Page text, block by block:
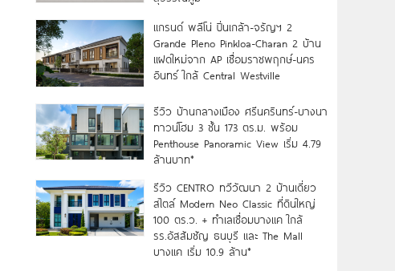
แกรนด์ พลีโน่ ปิ่นเกล้า-จรัญฯ 2
Grande Pleno Pinkloa-Charan 2 บ้าน
แฝดใหม่จาก AP เชื่อมราชพฤกษ์-นคร
อินทร์ ใกล้ Central Westville
รีวิว บ้านกลางเมือง ศรีนครินทร์-บางนา
ทาวน์โฮม 3 ชั้น 173 ตร.ม. พร้อม
Penthouse Panoramic View เริ่ม 4.79
ล้านบาท*
รีวิว CENTRO ทวีวัฒนา 2 บ้านเดี่ยว
สไตล์ Modern Neo Classic ที่ดินใหญ่
100 ตร.ว. + ทำเลเชื่อมบางแค ใกล้
รร.อัสสัมชัญ ธนบุรี และ The Mall
บางแค เริ่ม 10.9 ล้าน*